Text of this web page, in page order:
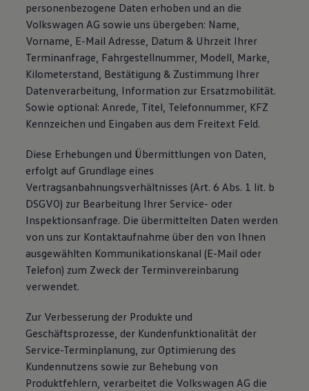
personenbezogene Daten erhoben und an die
Volkswagen AG sowie uns übergeben: Name,
Vorname, E-Mail Adresse, Datum & Uhrzeit Ihrer
Terminanfrage, Fahrgestellnummer, Modell, Marke,
Kilometerstand, Bestätigung & Zustimmung Ihrer
Datenverarbeitung, Information zur Ersatzmobilität.
Sowie optional: Anrede, Titel, Telefonnummer, KFZ
Kennzeichen und Eingaben aus dem Freitext Feld.
Diese Erhebungen und Übermittlungen von Daten,
erfolgt auf Grundlage eines
Vertragsanbahnungsverhältnisses (Art. 6 Abs. 1 lit. b
DSGVO) zur Bearbeitung Ihrer Service- oder
Inspektionsanfrage. Die übermittelten Daten werden
von uns zur Kontaktaufnahme über den von Ihnen
ausgewählten Kommunikationskanal (E-Mail oder
Telefon) zum Zweck der Terminvereinbarung
verwendet.
Zur Verbesserung der Produkte und
Geschäftsprozesse, der Kundenfunktionalität der
Service-Terminplanung, zur Optimierung des
Kundennutzens sowie zur Behebung von
Produktfehlern, verarbeitet die Volkswagen AG die